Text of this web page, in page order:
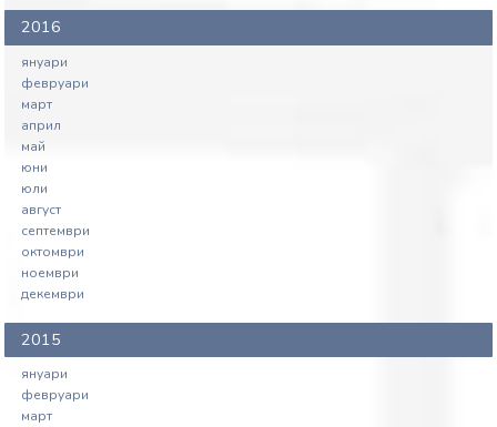
2016
януари
февруари
март
април
май
юни
юли
август
септември
октомври
ноември
декември
2015
януари
февруари
март